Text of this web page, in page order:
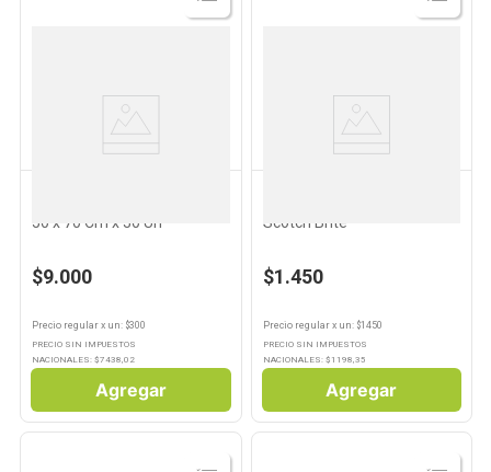
Ver
Producto
50 x 70 Cm x 30 Un
$9.000
Precio regular x un: $300
PRECIO SIN IMPUESTOS
NACIONALES: $7438,02
Agregar
Ver
Producto
Scotch Brite
$1.450
Precio regularx un: $1450
PRECIO SIN IMPUESTOS
NACIONALES: $ 1198,35
Agregar